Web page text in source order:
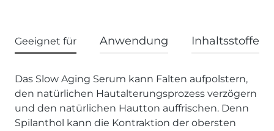
Geeignet für Anwendung Inhaltsstoffe
Das Slow Aging Serum kann Falten aufpolstern,
den natürlichen Hautalterungsprozess verzögern
und den natürlichen Hautton auffrischen. Denn
Spilanthol kann die Kontraktion der obersten